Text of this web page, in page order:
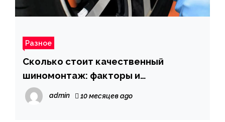
Разное
Сколько стоит качественный
шиномонтаж: факторы и
рекомендации | Garazh
admin 10 месяцев ago